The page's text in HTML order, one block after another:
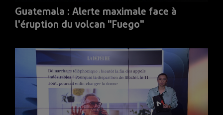
Guatemala : Alerte maximale face à
l'éruption du volcan "Fuego"